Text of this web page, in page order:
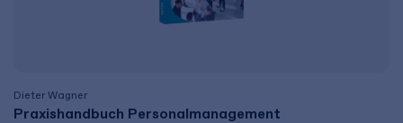
Dieter Wagner
Praxishandbuch Personalmanagement